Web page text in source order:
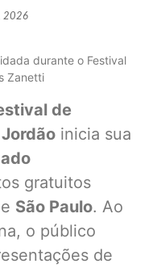
2026
durante o Festival
Zanetti
de
inicia sua
gratuitos
e São Paulo. Ao
o público
de